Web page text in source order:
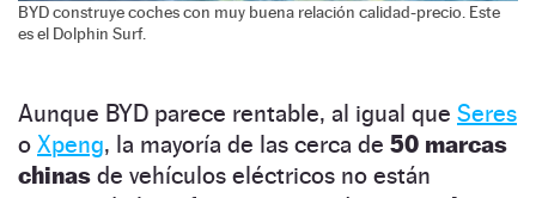
BYD construye coches con muy buena relación calidad-precio. Este
es el Dolphin Surf.
Aunque BYD parece rentable, al igual que Seres
o Xpeng, la mayoría de las cerca de 50 marcas
chinas de vehículos eléctricos no están